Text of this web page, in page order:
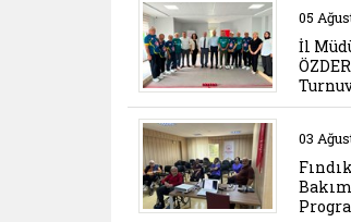
05
İl
03
(yeni
Belgeyi aç: javascript:;